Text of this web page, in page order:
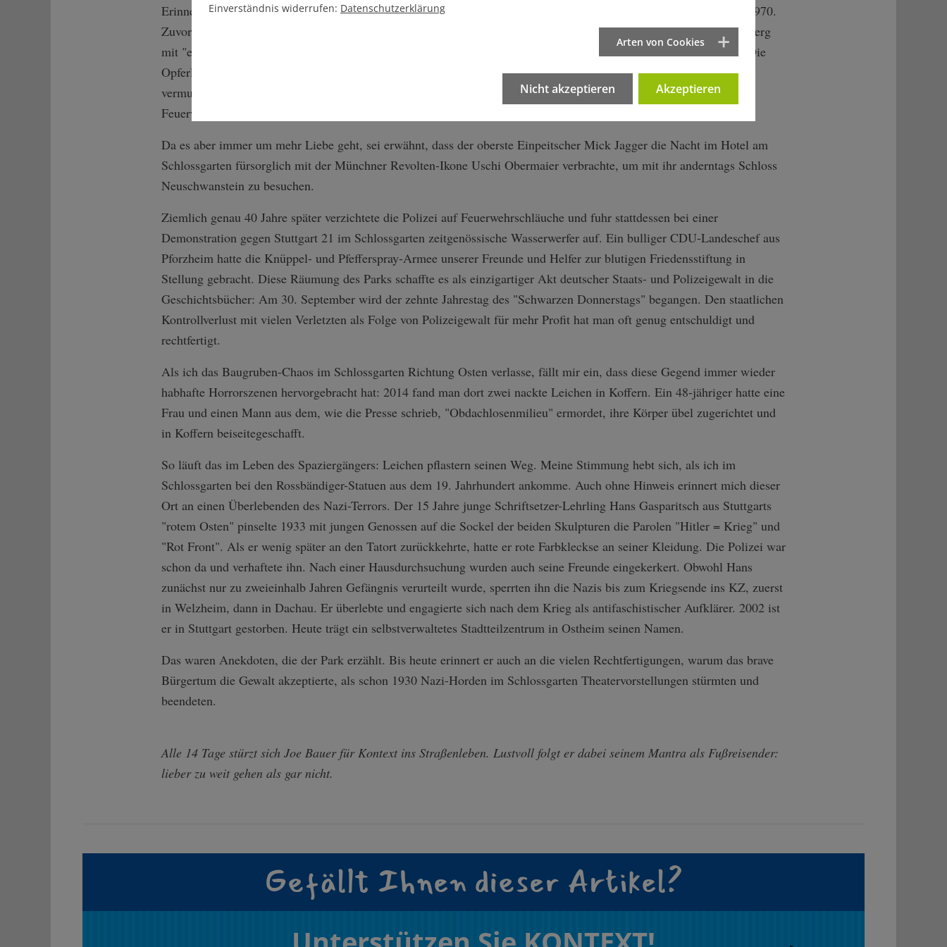
Erinnerung. In dieser Herberge verbrachte eine Kapelle namens The Rolling Stones die Nacht zum 26. September 1970.
Zuvor hatten die Musikanten, wie ein Fachmann der StN analysierte, in der "tropisch heißen Halle" auf dem Killesberg
mit "einpeitschender und brutaler Rock'n'Roll-Musik" die Menge zum Wogen gebracht wie einen "See im Sturm". Die
Opferliste laut Polizei: "8 Verletzte, 1 Rauschgift-Vergifteter, 1 Herzkollaps, 48 Ohnmächtige". Das Ganze wäre
vermutlich noch giftiger ausgefallen, hätten sich die schwäbischen Wachtmeister nicht mit der Strahlkraft ihrer
Feuerwehrschläuche wie gewohnt um Deeskalation bemüht.
Da es aber immer um mehr Liebe geht, sei erwähnt, dass der oberste Einpeitscher Mick Jagger die Nacht im Hotel am
Schlossgarten fürsorglich mit der Münchner Revolten-Ikone Uschi Obermaier verbrachte, um mit ihr anderntags Schloss
Neuschwanstein zu besuchen.
Ziemlich genau 40 Jahre später verzichtete die Polizei auf Feuerwehrschläuche und fuhr stattdessen bei einer
Demonstration gegen Stuttgart 21 im Schlossgarten zeitgenössische Wasserwerfer auf. Ein bulliger CDU-Landeschef aus
Pforzheim hatte die Knüppel- und Pfefferspray-Armee unserer Freunde und Helfer zur blutigen Friedensstiftung in
Stellung gebracht. Diese Räumung des Parks schaffte es als einzigartiger Akt deutscher Staats- und Polizeigewalt in die
Geschichtsbücher: Am 30. September wird der zehnte Jahrestag des "Schwarzen Donnerstags" begangen. Den staatlichen
Kontrollverlust mit vielen Verletzten als Folge von Polizeigewalt für mehr Profit hat man oft genug entschuldigt und
rechtfertigt.
Als ich das Baugruben-Chaos im Schlossgarten Richtung Osten verlasse, fällt mir ein, dass diese Gegend immer wieder
habhafte Horrorszenen hervorgebracht hat: 2014 fand man dort zwei nackte Leichen in Koffern. Ein 48-jähriger hatte eine
Frau und einen Mann aus dem, wie die Presse schrieb, "Obdachlosenmilieu" ermordet, ihre Körper übel zugerichtet und
in Koffern beiseitegeschafft.
So läuft das im Leben des Spaziergängers: Leichen pflastern seinen Weg. Meine Stimmung hebt sich, als ich im
Schlossgarten bei den Rossbändiger-Statuen aus dem 19. Jahrhundert ankomme. Auch ohne Hinweis erinnert mich dieser
Ort an einen Überlebenden des Nazi-Terrors. Der 15 Jahre junge Schriftsetzer-Lehrling Hans Gasparitsch aus Stuttgarts
"rotem Osten" pinselte 1933 mit jungen Genossen auf die Sockel der beiden Skulpturen die Parolen "Hitler = Krieg" und
"Rot Front". Als er wenig später an den Tatort zurückkehrte, hatte er rote Farbkleckse an seiner Kleidung. Die Polizei war
schon da und verhaftete ihn. Nach einer Hausdurchsuchung wurden auch seine Freunde eingekerkert. Obwohl Hans
zunächst nur zu zweieinhalb Jahren Gefängnis verurteilt wurde, sperrten ihn die Nazis bis zum Kriegsende ins KZ, zuerst
in Welzheim, dann in Dachau. Er überlebte und engagierte sich nach dem Krieg als antifaschistischer Aufklärer. 2002 ist
er in Stuttgart gestorben. Heute trägt ein selbstverwaltetes Stadtteilzentrum in Ostheim seinen Namen.
Das waren Anekdoten, die der Park erzählt. Bis heute erinnert er auch an die vielen Rechtfertigungen, warum das brave
Bürgertum die Gewalt akzeptierte, als schon 1930 Nazi-Horden im Schlossgarten Theatervorstellungen stürmten und
beendeten.
Alle 14 Tage stürzt sich Joe Bauer für Kontext ins Straßenleben. Lustvoll folgt er dabei seinem Mantra als Fußreisender:
lieber zu weit gehen als gar nicht.
Gefällt Ihnen dieser Artikel?
Einverständnis widerrufen: Datenschutzerklärung
Arten von Cookies
Nicht akzeptieren Akzeptieren